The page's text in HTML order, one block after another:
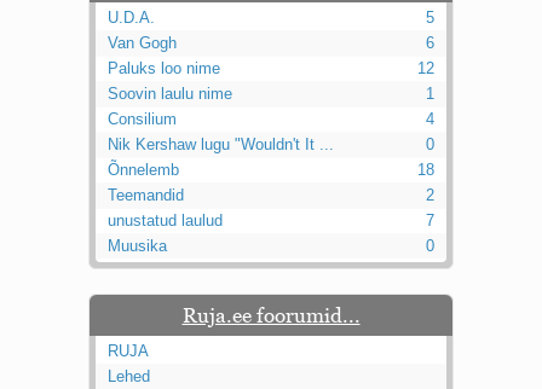
U.D.A.
5
Van Gogh
6
Paluks loo nime
12
Soovin laulu nime
1
Consilium
4
Nik Kershaw lugu "Wouldn't It ...
0
Õnnelemb
18
Teemandid
2
unustatud laulud
7
Muusika
0
Ruja.ee foorumid...
RUJA
Lehed